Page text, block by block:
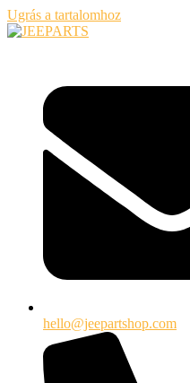
Ugrás a tartalomhoz
hello@jeepartshop.com